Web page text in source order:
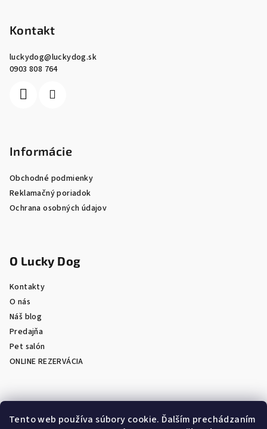
Tento web používa súbory cookie. Ďalším prechádzaním
Kontakt
luckydog@luckydog.sk
0903 808 764
Informácie
Obchodné podmienky
Reklamačný poriadok
Ochrana osobných údajov
O Lucky Dog
Kontakty
O nás
Náš blog
Predajňa
Pet salón
ONLINE REZERVÁCIA
Prijímame online platby